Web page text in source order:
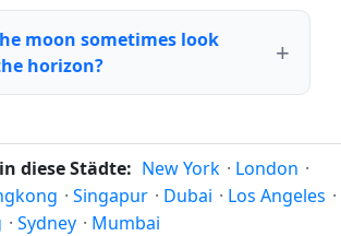
moon sometimes look
horizon?
diese Städte: New York · London ·
· Singapur · Dubai · Los Angeles ·
· Sydney · Mumbai